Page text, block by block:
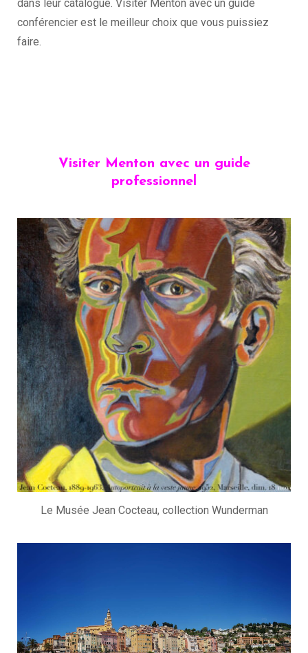
dans leur catalogue. Visiter Menton avec un guide
conférencier est le meilleur choix que vous puissiez
faire.
Visiter Menton avec un guide
professionnel
Le Musée Jean Cocteau, collection Wunderman